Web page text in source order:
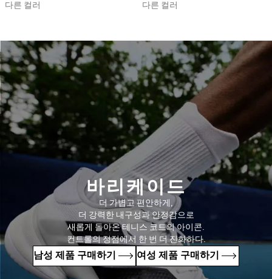
다른 컬러
다른 컬러
바리케이드
더 가볍고 편안하게,
더 강력한 내구성과 안정감으로
새롭게 돌아온 테니스 코트의 아이콘.
컨트롤의 정점에서 한 번 더 진화하다.
남성 제품 구매하기 여성 제품 구매하기